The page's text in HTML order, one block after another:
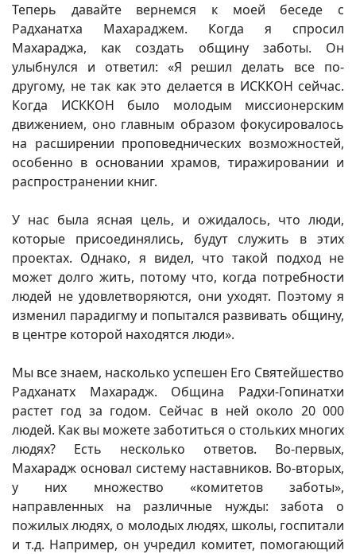
Теперь давайте вернемся к моей беседе с
Радханатха Махараджем. Когда я спросил
Махараджа, как создать общину заботы. Он
улыбнулся и ответил: «Я решил делать все по-
другому, не так как это делается в ИСККОН сейчас.
Когда ИСККОН было молодым миссионерским
движением, оно главным образом фокусировалось
на расширении проповеднических возможностей,
особенно в основании храмов, тиражировании и
распространении книг.
У нас была ясная цель, и ожидалось, что люди,
которые присоединялись, будут служить в этих
проектах. Однако, я видел, что такой подход не
может долго жить, потому что, когда потребности
людей не удовлетворяются, они уходят. Поэтому я
изменил парадигму и попытался развивать общину,
в центре которой находятся люди».
Мы все знаем, насколько успешен Его Святейшество
Радханатх Махарадж. Община Радхи-Гопинатхи
растет год за годом. Сейчас в ней около 20 000
людей. Как вы можете заботиться о стольких многих
людях? Есть несколько ответов. Во-первых,
Махарадж основал систему наставников. Во-вторых,
у них множество «комитетов заботы»,
направленных на различные нужды: забота о
пожилых людях, о молодых людях, школы, госпитали
и т.д. Например, он учредил комитет, помогающий